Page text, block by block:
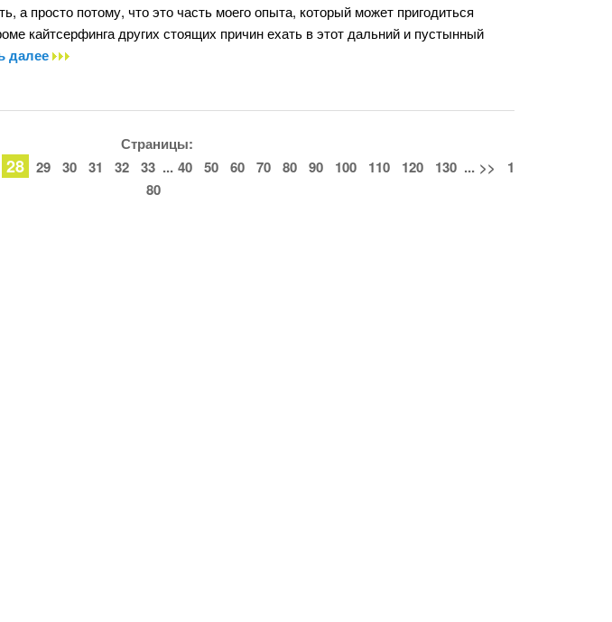
а просто потому, что это часть моего опыта, который может пригодиться
кайтсерфинга других стоящих причин ехать в этот дальний и пустынный
далее
Страницы:
28 29 30 31 32 33 ... 40 50 60 70 80 90 100 110 120 130 ... >>
1
80